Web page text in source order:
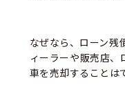
なぜなら、ローン残
ィーラーや販売店、
車を売却することは